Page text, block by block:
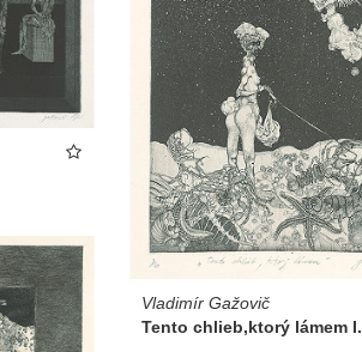
Vladimír Gažovič
Tento chlieb,ktorý lámem I.